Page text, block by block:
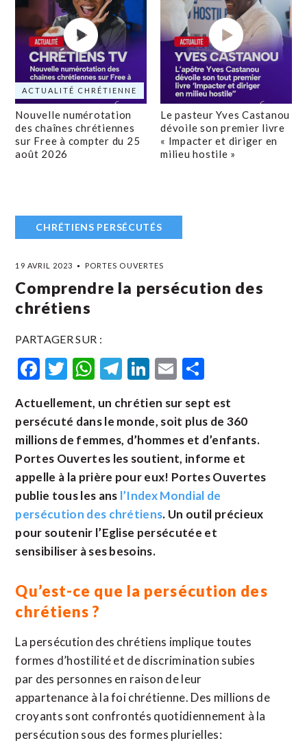
ACTUALITÉ CHRÉTIENNE
Nouvelle numérotation
des chaînes chrétiennes
sur Free à compter du 25
août 2026
Le pasteur Yves Castanou
dévoile son premier livre
« Impacter et diriger en
milieu hostile »
CHRÉTIENS PERSÉCUTÉS
19 AVRIL 2023 PORTES OUVERTES
Comprendre la persécution des
chrétiens
PARTAGER SUR :
Facebook
Twitter
WhatsApp
Telegram
LinkedIn
Email
Actuellement, un chrétien sur sept est
persécuté dans le monde, soit plus de 360
millions de femmes, d’hommes et d’enfants.
Portes Ouvertes les soutient, informe et
appelle à la prière pour eux! Portes Ouvertes
publie tous les ans l’Index Mondial de
persécution des chrétiens. Un outil précieux
pour soutenir l’Eglise persécutée et
sensibiliser à ses besoins.
Qu’est-ce que la persécution des
chrétiens ?
La persécution des chrétiens implique toutes
formes d’hostilité et de discrimination subies
par des personnes en raison de leur
appartenance à la foi chrétienne. Des millions de
croyants sont confrontés quotidiennement à la
persécution sous des formes plurielles: